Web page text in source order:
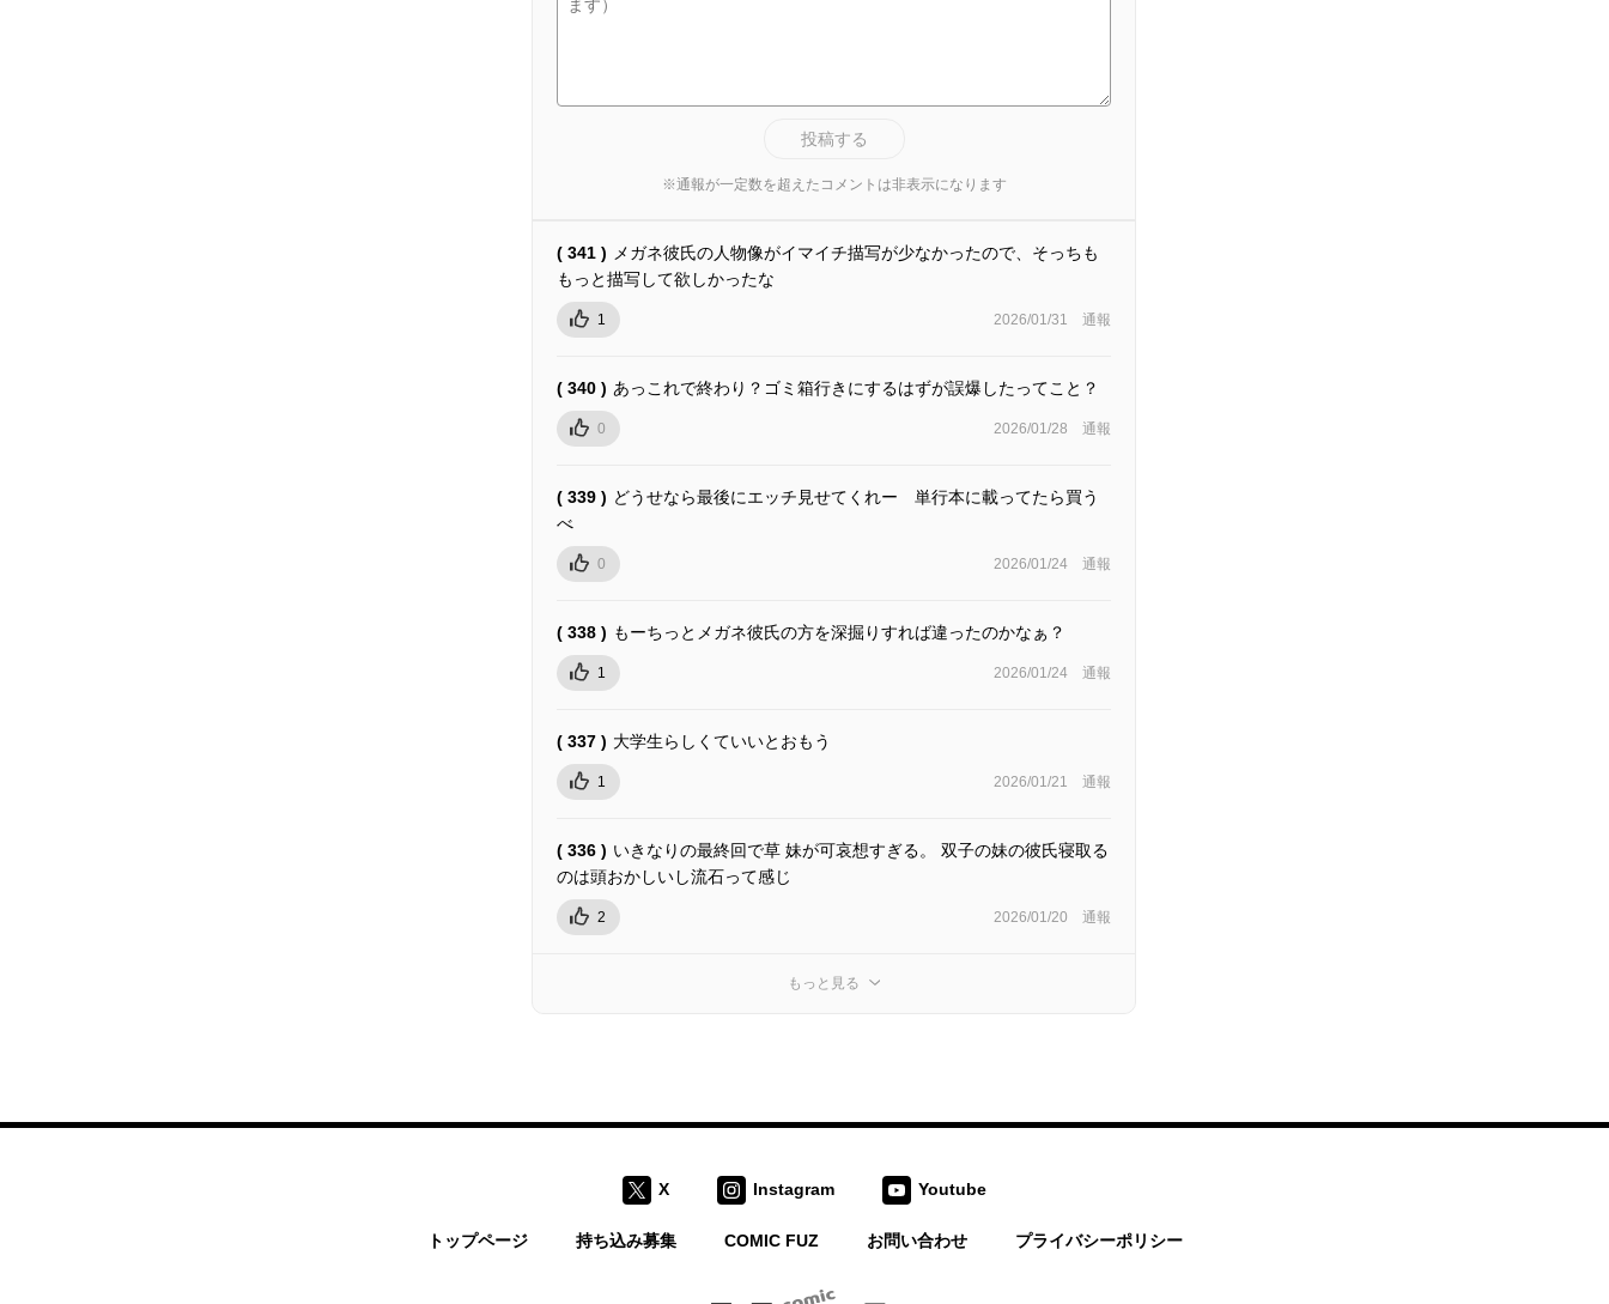
投稿する
※通報が一定数を超えたコメントは非表示になります
( 341 )
メガネ彼氏の人物像がイマイチ描写が少なかったので、そっちも
もっと描写して欲しかったな
1 2026/01/31 通報
( 340 ) あっこれで終わり？ゴミ箱行きにするはずが誤爆したってこと？
0 2026/01/28 通報
( 339 ) どうせなら最後にエッチ見せてくれー 単行本に載ってたら買う
べ
0 2026/01/24 通報
( 338 ) もーちっとメガネ彼氏の方を深掘りすれば違ったのかなぁ？
1 2026/01/24 通報
( 337 ) 大学生らしくていいとおもう
1 2026/01/21 通報
( 336 ) いきなりの最終回で草 妹が可哀想すぎる。 双子の妹の彼氏寝取る
のは頭おかしいし流石って感じ
2 2026/01/20 通報
もっと見る
X Instagram Youtube
トップページ 持ち込み募集 COMIC FUZ お問い合わせ プライバシーポリシー